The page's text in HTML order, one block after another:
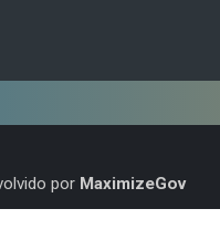
por MaximizeGov